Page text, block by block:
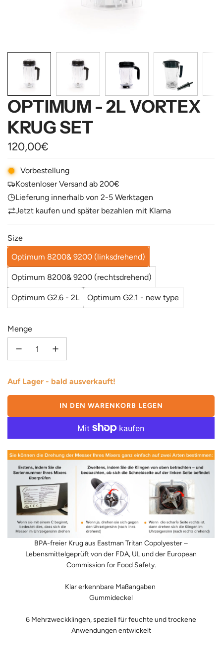
OPTIMUM - 2L VORTEX
KRUG SET
Regulärer
Preis
120,00€
Vorbestellung
Kostenloser Versand ab 200€
Lieferung innerhalb von 2-5 Werktagen
Jetzt kaufen und später bezahlen mit Klarna
Size
Optimum 8200& 9200 (linksdrehend)
Optimum 8200& 9200 (rechtsdrehend)
Optimum G2.6 - 2L Optimum G2.1 - new type
Menge
Auf Lager - bald ausverkauft!
IN DEN WARENKORB LEGEN
L
D
N
.
.
.
BPA-freier Krug aus Eastman Tritan Copolyester –
Lebensmittelgeprüft von der FDA, UL und der European
Commission for Food Safety.
Klar erkennbare Maßangaben
Gummideckel
6 Mehrzweckklingen, speziell für feuchte und trockene
Anwendungen entwickelt